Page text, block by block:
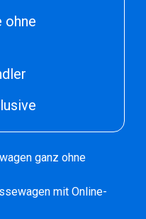
ohne
ganz ohne
mit Online-